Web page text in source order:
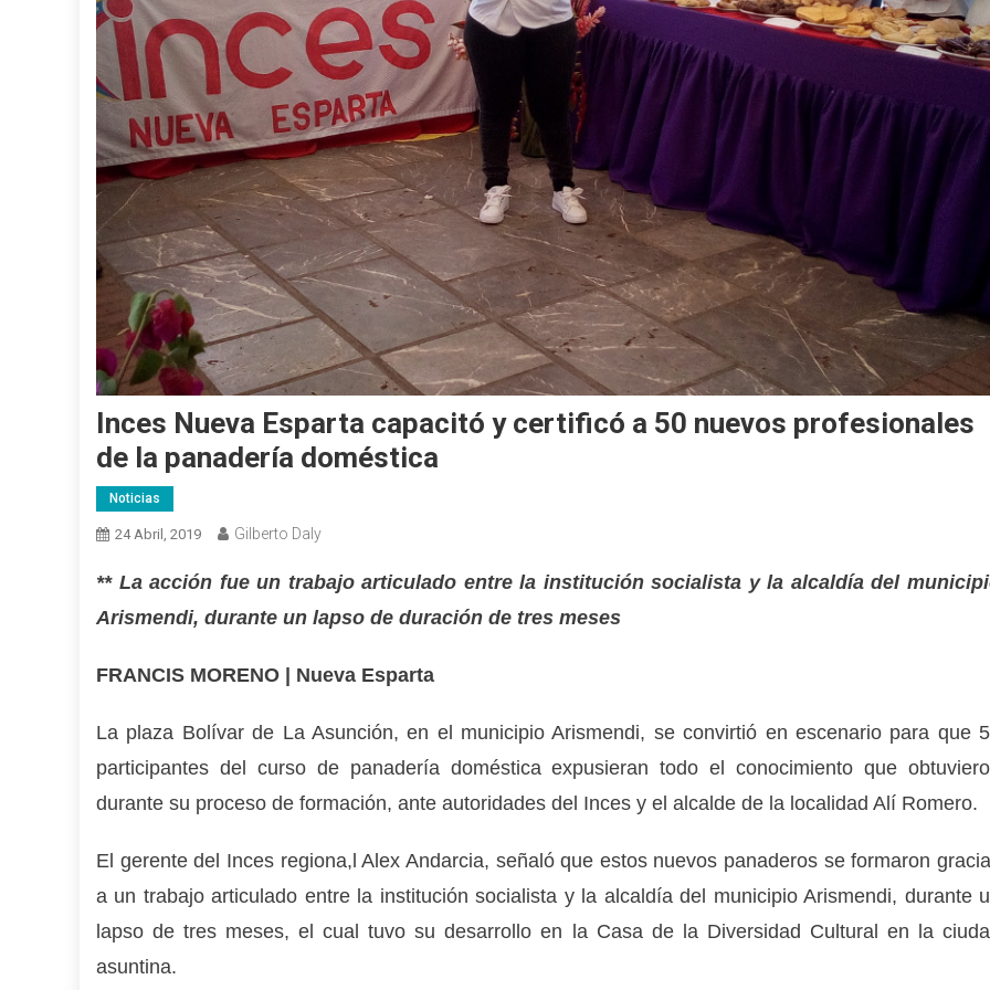
Inces Nueva Esparta capacitó y certificó a 50 nuevos profesionales
de la panadería doméstica
Noticias
24 Abril, 2019 Gilberto Daly
** La acción fue un trabajo articulado entre la institución socialista y la alcaldía del
Arismendi, durante un lapso de duración de tres meses
FRANCIS MORENO | Nueva Esparta
La plaza Bolívar de La Asunción, en el municipio Arismendi, se convirtió en escenario para que
participantes del curso de panadería doméstica expusieran todo el conocimiento que
durante su proceso de formación, ante autoridades del Inces y el alcalde de la localidad Alí Romero.
El gerente del Inces regiona,l Alex Andarcia, señaló que estos nuevos panaderos se formaron
a un trabajo articulado entre la institución socialista y la alcaldía del municipio Arismendi, durante
lapso de tres meses, el cual tuvo su desarrollo en la Casa de la Diversidad Cultural en la
asuntina.